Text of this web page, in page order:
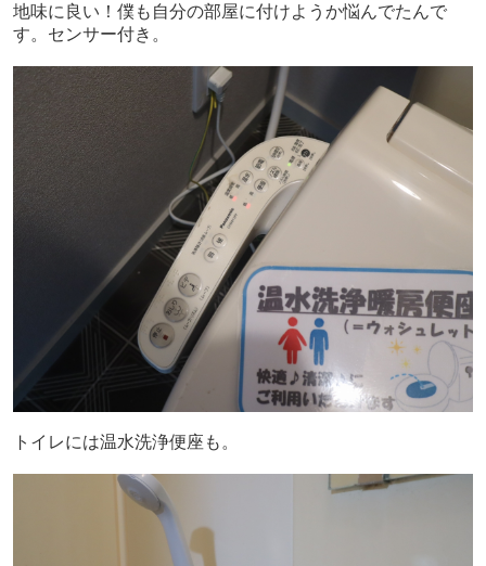
地味に良い！僕も自分の部屋に付けようか悩んでたんで
す。センサー付き。
トイレには温水洗浄便座も。